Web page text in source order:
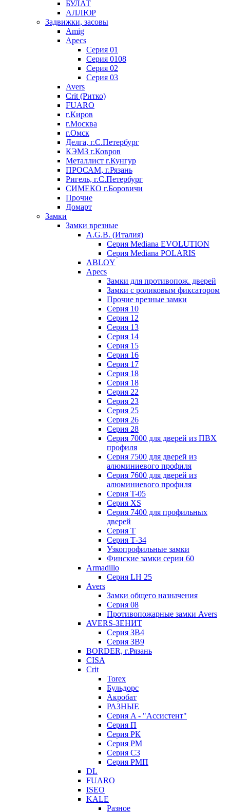
БУЛАТ
АЛЛЮР
Задвижки, засовы
Amig
Apecs
Серия 01
Серия 0108
Серия 02
Серия 03
Avers
Crit (Ритко)
FUARO
г.Киров
г.Москва
г.Омск
Делга, г.С.Петербург
КЭМЗ г.Ковров
Металлист г.Кунгур
ПРОСАМ, г.Рязань
Ригель, г.С.Петербург
СИМЕКО г.Боровичи
Прочие
Домарт
Замки
Замки врезные
A.G.B. (Италия)
Серия Mediana EVOLUTION
Серия Mediana POLARIS
ABLOY
Apecs
Замки для противопож. дверей
Замки с роликовым фиксатором
Прочие врезные замки
Серия 10
Серия 12
Серия 13
Серия 14
Серия 15
Серия 16
Серия 17
Серия 18
Серия 18
Серия 22
Серия 23
Серия 25
Серия 26
Серия 28
Серия 7000 для дверей из ПВХ
профиля
Серия 7500 для дверей из
алюминиевого профиля
Серия 7600 для дверей из
алюминиевого профиля
Серия T-05
Серия XS
Серия 7400 для профильных
дверей
Серия Т
Серия Т-34
Узкопрофильные замки
Финские замки серии 60
Armadillo
Серия LH 25
Avers
Замки общего назначения
Серия 08
Противопожарные замки Avers
AVERS-ЗЕНИТ
Серия ЗВ4
Серия ЗВ9
BORDER, г.Рязань
CISA
Crit
Torex
Бульдорс
Акробат
РАЗНЫЕ
Серия A - "Ассистент"
Серия П
Серия РК
Серия РМ
Серия С3
Серия РМП
DL
FUARO
ISEO
KALE
Разное